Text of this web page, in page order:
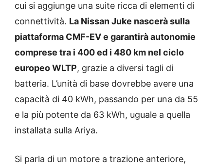
cui si aggiunge una suite ricca di elementi di
connettività. La Nissan Juke nascerà sulla
piattaforma CMF-EV e garantirà autonomie
comprese tra i 400 ed i 480 km nel ciclo
europeo WLTP, grazie a diversi tagli di
batteria. L’unità di base dovrebbe avere una
capacità di 40 kWh, passando per una da 55
e la più potente da 63 kWh, uguale a quella
installata sulla Ariya.
Si parla di un motore a trazione anteriore,